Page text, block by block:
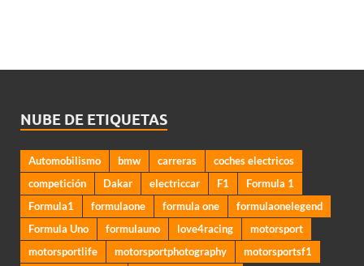
NUBE DE ETIQUETAS
Automobilismo bmw carreras
coches electricos
competición
Dakar electriccar F1
Formula 1
Formula1
formulaone formula one
formulaonelegend
Formula Uno
formulauno love4racing
motorsport
motorsportlife
motorsportphotography
motorsportsf1